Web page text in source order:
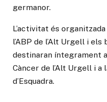
germanor.
L’activitat és
l’ABP de l’Alt Urgell i
destinaran íntegrament
Càncer de l’Alt Urgell i a
d’Esquadra.